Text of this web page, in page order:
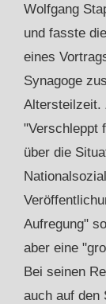
Wolfgang
und fasste
eines
Synagoge
Altersteilzeit.
"Verschleppt
über die
Aufregung"
aber eine
Bei seinen
auch auf den